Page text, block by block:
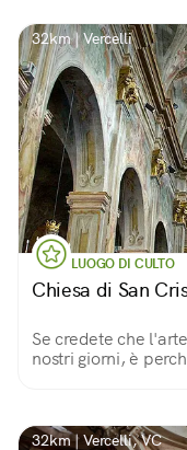
32km | Vercelli
LUOGO DI CULTO
Chiesa di San
Se credete che
nostri giorni, è
32km | Vercelli, VC